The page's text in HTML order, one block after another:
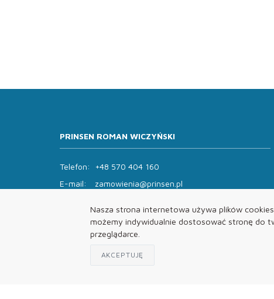
Nasza strona internetowa używa plików
możemy indywidualnie dostosować stronę do
przeglądarce.
AKCEPTUJĘ
PRINSEN ROMAN WICZYŃSKI
Telefon:
+48 570 404 160
E-mail:
zamowienia@prinsen.pl
Pon - Pt: 8:00 - 14:00 Sob: zamknięte